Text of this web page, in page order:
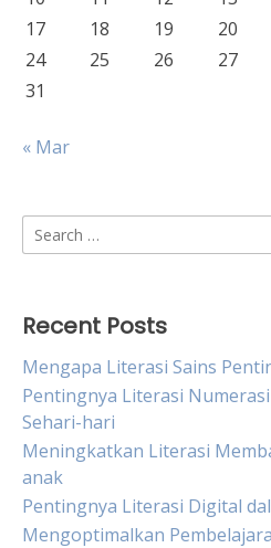
17
18 19 20
24
25 26 27
31
« Mar
Search
for:
Recent Posts
Mengapa Literasi Sains
Pentingnya Literasi
Sehari-hari
Meningkatkan Literasi
anak
Pentingnya Literasi Digital
Mengoptimalkan